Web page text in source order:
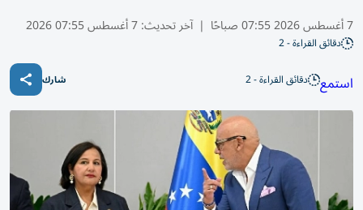
7 أغسطس 2026 07:55 صباحًا | آخر تحديث:7 أغسطس 07:55 2026
دقائق القراءة - 2
استمع دقائق القراءة - 2 شارك